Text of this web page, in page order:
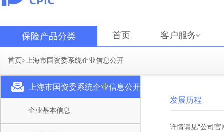
保险产品分类 首页 客户服务
首页>上海市国资委系统企业信息公开
上海市国资委系统企业信息公开
企业基本信息
发展历程
详情请见“公司官